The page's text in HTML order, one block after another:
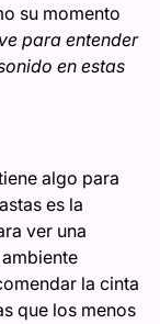
su momento
para entender
en estas
algo para
es la
ver una
la cinta
que los menos